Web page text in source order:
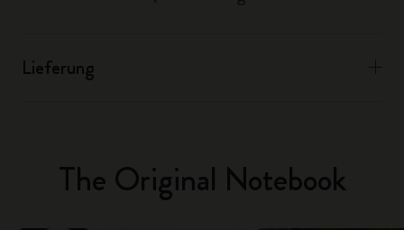
Lieferung
The Original Notebook